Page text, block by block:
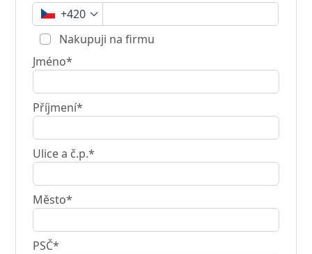
+420
Nakupuji na firmu
Jméno*
Příjmení*
Ulice a č.p.*
Město*
PSČ*